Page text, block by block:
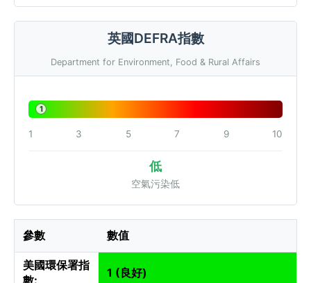
英國DEFRA指數
Department for Environment, Food & Rural Affairs
1
1 3 5 7 9 10
低
空氣污染低
參數 數值
美國環保署指
數:
1 (良好)